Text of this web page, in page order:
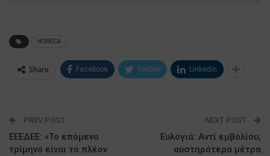
HORECA
Share Facebook Twitter Linkedin
PREV POST
ΕΕΕΔΕΕ: «Το επόμενο
τρίμηνο είναι το πλέον
NEXT POST
Ευλογιά: Αντί εμβολίου,
αυστηρότερα μέτρα